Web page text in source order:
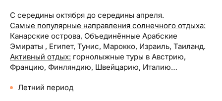
С середины октября до середины апреля.
Самые популярные направления солнечного отдыха:
Канарские острова, Объединённые Арабские
Эмираты , Египет, Тунис, Марокко, Израиль, Таиланд.
Активный отдых: горнолыжные туры в Австрию,
Францию, Финляндию, Швейцарию, Италию…
Летний период